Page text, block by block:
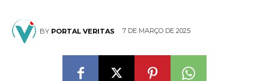
BY PORTAL VERITAS 7 DE MARÇO DE 2025